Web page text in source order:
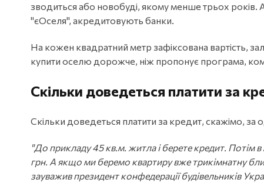
зводиться або новобуді, якому менше трьох років.
"єОселя", акредитовують банки.
На кожен квадратний метр зафіксована вартість,
купити оселю дорожче, ніж пропонує програма,
Скільки доведеться платити за
Скільки доведеться платити за кредит, скажімо, за
"До прикладу 45 кв.м. житла і берете кредит. Потім
грн. А якщо ми беремо квартиру вже трикімнатну
зауважив президент конфедерації будівельників